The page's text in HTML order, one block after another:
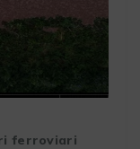
ferroviari